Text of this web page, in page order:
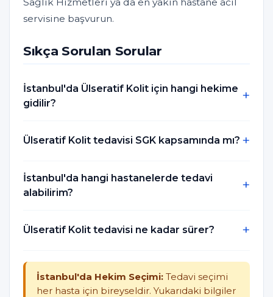
servisine başvurun.
Sıkça Sorulan Sorular
İstanbul'da Ülseratif Kolit için hangi hekime
gidilir?
Ülseratif Kolit tedavisi SGK kapsamında mı?
İstanbul'da hangi hastanelerde tedavi
alabilirim?
Ülseratif Kolit tedavisi ne kadar sürer?
İstanbul'da Hekim Seçimi: Tedavi seçimi
her hasta için bireyseldir. Yukarıdaki bilgiler